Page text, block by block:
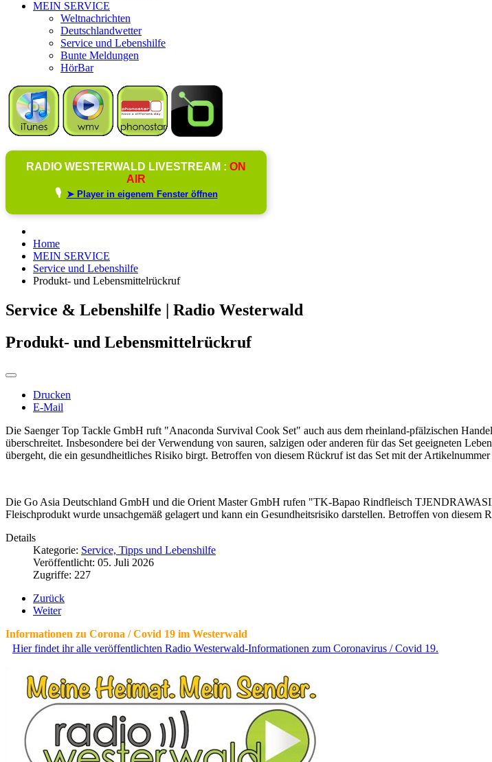
MEIN SERVICE
Weltnachrichten
Deutschlandwetter
Service und Lebenshilfe
Bunte Meldungen
HörBar
RADIO WESTERWALD LIVESTREAM : ON
AIR
🎙️ ➤ Player in eigenem Fenster öffnen
Home
MEIN SERVICE
Service und Lebenshilfe
Produkt- und Lebensmittelrückruf
Service & Lebenshilfe | Radio Westerwald
Produkt- und Lebensmittelrückruf
Drucken
E-Mail
Die Saenger Top Tackle GmbH ruft "Anaconda Survival Cook Set" auch aus dem rheinland-pfälzischen
überschreitet. Insbesondere bei der Verwendung von sauren, salzigen oder anderen für das Set geeigneten
übergeht, die ein gesundheitliches Risiko birgt. Betroffen von diesem Rückruf ist das Set mit der
Die Go Asia Deutschland GmbH und die Orient Master GmbH rufen "TK-Bapao Rindfleisch
Fleischprodukt wurde unsachgemäß gelagert und kann ein Gesundheitsrisiko darstellen. Betroffen von
Details
Kategorie: Service, Tipps und Lebenshilfe
Veröffentlicht: 05. Juli 2026
Zugriffe: 227
Zurück
Weiter
Informationen zu Corona / Covid 19 im Westerwald
Hier findet ihr alle veröffentlichten Radio Westerwald-Informationen zum Coronavirus / Covid 19.